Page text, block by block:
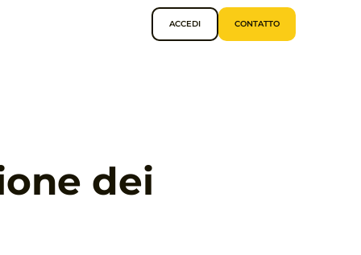
ACCEDI CONTATTO
dei